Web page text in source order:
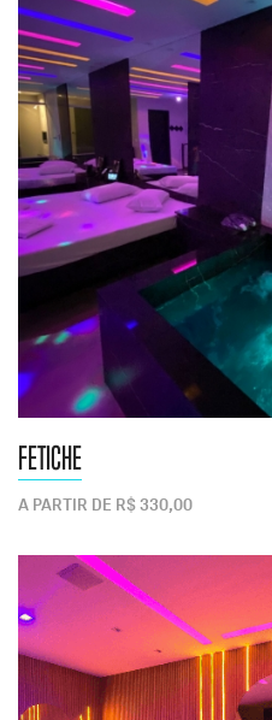
FETICHE
A PARTIR DE R$ 330,00